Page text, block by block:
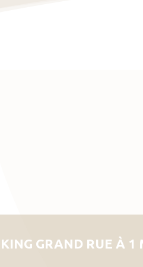
GRAND RUE À 1